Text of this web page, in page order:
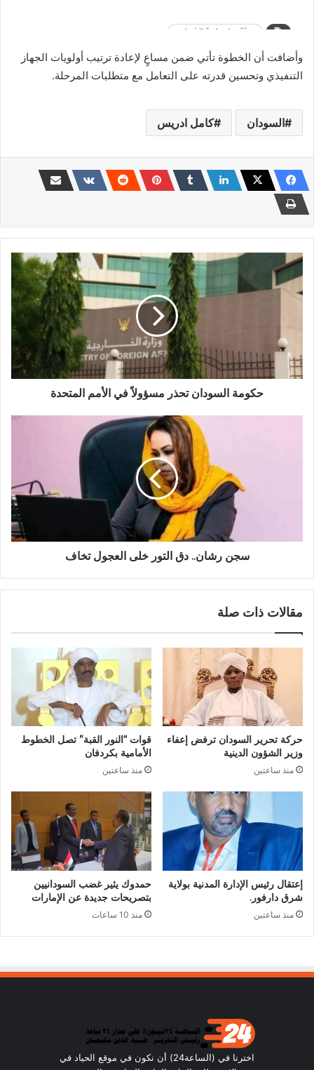
وأضافت أن الخطوة تأتي ضمن مساعٍ لإعادة ترتيب أولويات الجهاز
التنفيذي وتحسين قدرته على التعامل مع متطلبات المرحلة.
السودان كامل ادريس
حكومة
السودان
تحذر
مسؤولاً
المتحدة
حكومة السودان تحذر مسؤولاً في الأمم المتحدة
سجن رشان.. دق التور خلى العجول تخاف
مقالات ذات صلة
حركة تحرير السودان ترفض إعفاء
وزير الشؤون الدينية
منذ ساعتين
قوات “النور القبة” تصل الخطوط
الأمامية بكردفان
منذ ساعتين
إعتقال رئيس الإدارة المدنية بولاية
شرق دارفور.
منذ ساعتين
حمدوك يثير غضب السودانيين
بتصريحات جديدة عن الإمارات
منذ 10 ساعات
اخترنا في (الساعة24) أن نكون في موقع الحياد في